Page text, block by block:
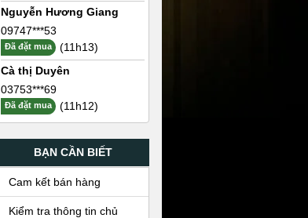
Nguyễn Hương Giang
09747***53
Đã đặt mua
(11h13)
Cà thị Duyên
03753***69
Đã đặt mua (11h12)
BẠN CẦN BIẾT
Cam kết bán hàng
Kiểm tra thông tin chủ